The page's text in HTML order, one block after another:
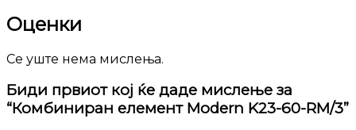
Оценки
Се уште нема мислења.
Биди првиот кој ќе даде мислење за
“Комбиниран елемент Modern K23-60-RM/3”